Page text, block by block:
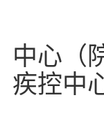
中心（
疾控中